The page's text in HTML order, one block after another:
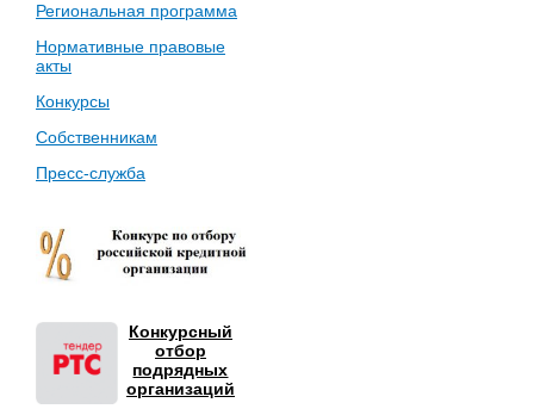
Региональная программа
Нормативные правовые
акты
Конкурсы
Собственникам
Пресс-служба
Конкурсный
отбор
подрядных
организаций